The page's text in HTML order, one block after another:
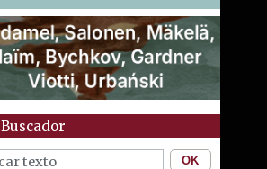
Buscador